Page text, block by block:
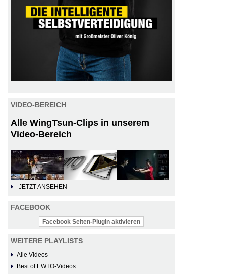
VIDEO-BEREICH
Alle WingTsun-Clips in unserem
Video-Bereich
JETZT ANSEHEN
FACEBOOK
Facebook Seiten-Plugin aktivieren
WEITERE PLAYLISTS
Alle Videos
Best of EWTO-Videos